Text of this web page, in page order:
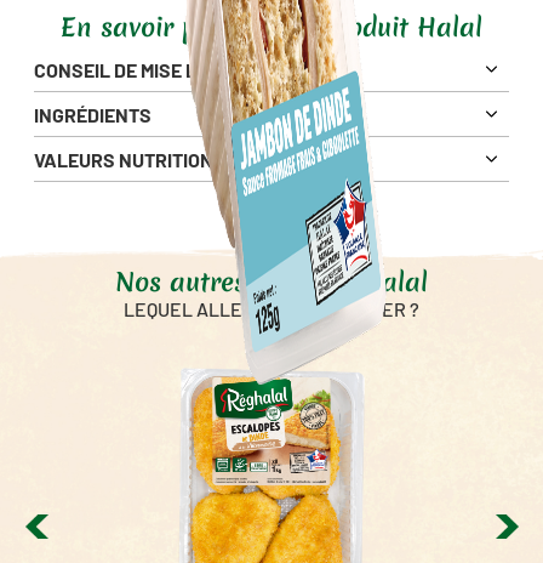
En savoir plus sur ce produit Halal
CONSEIL DE MISE EN OEUVRE
INGRÉDIENTS
VALEURS NUTRITIONNELLES
204 Kcal
Matières Grasses
dont Acides Gras Saturés
6.1 g
0.8 g
Fibres alimentaires
Nos autres produits Halal
LEQUEL ALLEZ-VOUS SAVOURER ?